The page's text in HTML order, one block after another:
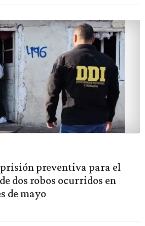
preventiva para el
dos robos ocurridos en
de mayo